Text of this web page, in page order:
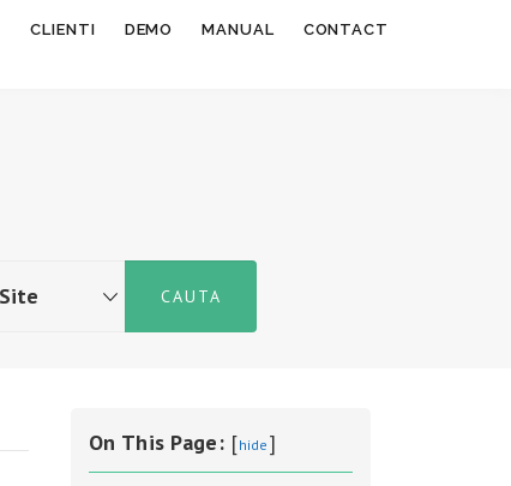
CLIENTI DEMO MANUAL CONTACT
On This Page:[hide ]